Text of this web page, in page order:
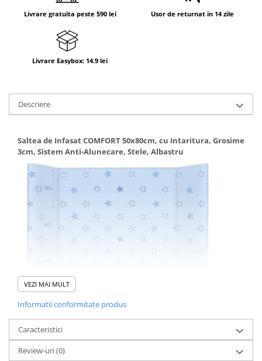
Livrare gratuita peste 590 lei Usor de returnat in 14 zile
Livrare Easybox: 14.9 lei
Descriere
Saltea de Infasat COMFORT 50x80cm, cu Intaritura, Grosime
3cm, Sistem Anti-Alunecare, Stele, Albastru
VEZI MAI MULT
Informatii conformitate produs
Caracteristici
Review-uri(0)